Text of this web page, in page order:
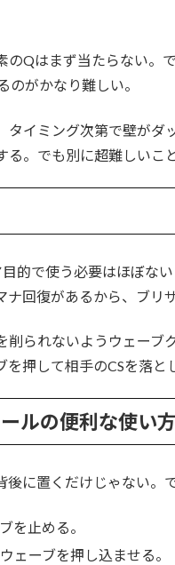
のQはまず当たらない
のがかなり難しい。
タイミング次第で壁がダ
る。でも別に超難しいこ
的で使う必要はほぼな
ナ回復があるから、ブリ
削られないようウェーブ
を押して相手のCSを落と
ルの便利な使い方
後に置くだけじゃない。
を止める。
ェーブを押し込ませる。